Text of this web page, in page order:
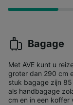
Bagage
Met AVE kunt u
groter dan 290 cm
stuk bagage zijn
als handbagage
cm en in een koffer